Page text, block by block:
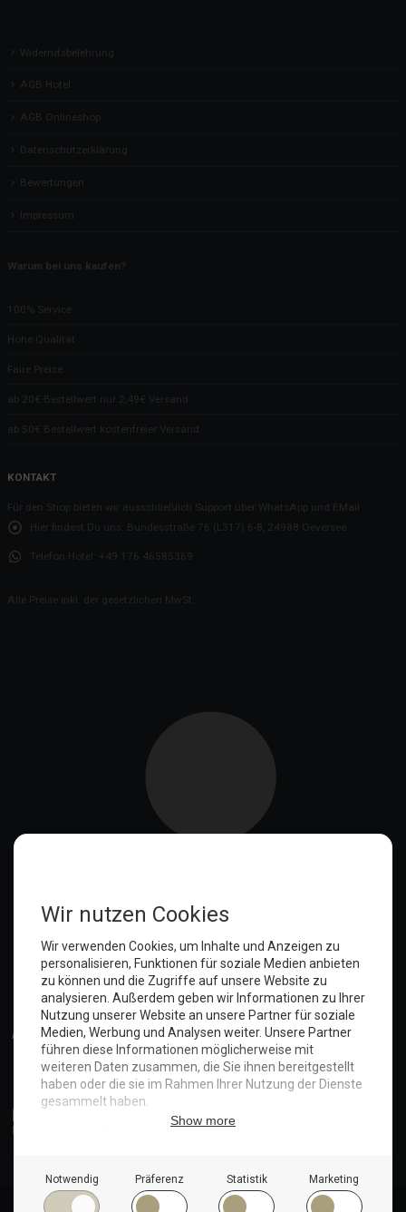
Widerrufsbelehrung
AGB Hotel
AGB Onlineshop
Datenschutzerklärung
Bewertungen
Impressum
Warum bei uns kaufen?
100% Service
Hohe Qualität
Faire Preise
ab 20€ Bestellwert nur 2,49€ Versand
ab 50€ Bestellwert kostenfreier Versand
KONTAKT
Für den Shop bieten wir ausschließlich Support über WhatsApp und EMail
Hier findest Du uns:
Bundesstraße 76 (L317) 6-8, 24988 Oeversee
Telefon Hotel: +49 176 46585369
Alle Preise inkl. der gesetzlichen MwSt.
Anmelden